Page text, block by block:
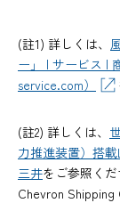
(註1) 詳しくは、
ー」 | サービス |
service.com）
(註2) 詳しくは、
力推進装置）搭
三井をご参照く
Chevron